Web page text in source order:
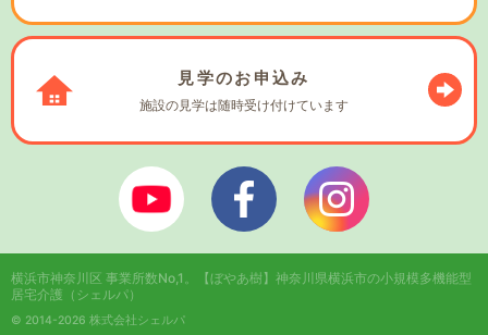
見学のお申込み
施設の見学は随時受け付けています
ぼやあ樹Youtube シェルパフェイスブック
© 2014-2026 株式会社シェルパ
横浜市神奈川区 事業所数No,1。
【ぼやあ樹】神奈川県横浜市の小規模多機能型
居宅介護（シェルパ）